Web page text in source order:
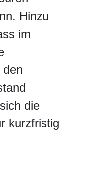
Hinzu
im
den
die
kurzfristig